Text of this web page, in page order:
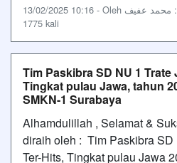
13/02/2025 10:16 - Oleh اسمي : محمد عفيف AFiF - Dilihat
1775 kali
Tim Paskibra SD NU 1 Trate
Tingkat pulau Jawa, tahun
SMKN-1 Surabaya
Alhamdulillah , Selamat &
diraih oleh : Tim Paskibra SD
Ter-Hits, Tingkat pulau Jawa